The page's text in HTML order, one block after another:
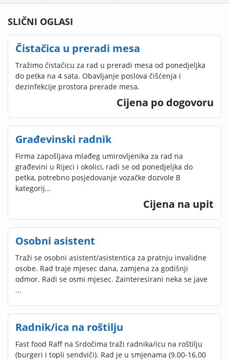
SLIČNI OGLASI
Čistačica u preradi mesa
Tražimo čistačicu za rad u preradi mesa od ponedjeljka
do petka na 4 sata. Obavljanje poslova čišćenja i
dezinfekcije prostora prerade mesa.
Cijena po dogovoru
Građevinski radnik
Firma zapošljava mlađeg umirovljenika za rad na
građevini u Rijeci i okolici, radi se od ponedjeljka do
petka, potrebno posjedovanje vozačke dozvole B
kategorij...
Cijena na upit
Osobni asistent
Traži se osobni asistent/asistentica za pratnju invalidne
osobe. Rad traje mjesec dana, zamjena za godišnji
odmor. Radi se osmi mjesec. Zainteresirani neka se jave
...
Radnik/ica na roštilju
Fast food Raff na Srdočima traži radnika/icu na roštilju
(burgeri i topli sendviči). Rad je u smjenama (9.00-16.00